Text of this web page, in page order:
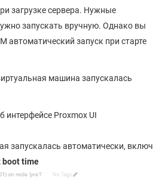
загрузке сервера. Нужные
запускать вручную. Однако вы
автоматический запуск при старте
машина запускалась
интерфейсе Proxmox UI
запускалась автоматически, включ
boot time